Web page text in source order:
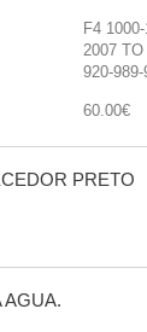
F4
2007
920-
60.00€
PRETO
AGUA.